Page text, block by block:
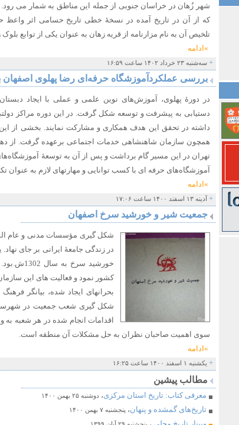
شهر زُهان در خراسان جنوبی از جمله این مناطق به شمار می
تلخیص آن به نام مزارنامه از قریه زهان به عنوان یکی از توابع
»ادامه
+ سه‌شنبه ۲۳ خرداد ۱۴۰۲ ساعت ۱۶:۵۹
بررسی عملکردآموزشگاه حرفه‌ای رضا پهلوی اصفهان
در دورۀ پهلوی، آموزش‌های نوین علمی و عملی با ایجاد
دستیابی به پیشرفت و توسعه شکل گرفت. در این دوره مراکز
داشته در تحقق این هدف همکاری و مشارکت نمایند. بخشی از
تهران در این مسیر گام برداشت و پس از آن به توسعۀ
آموزشگاه‌های حرفه ای با کسب توانایی و مهارتهای لازم به
»ادامه
+ آدینه ۱۳ اسفند ۱۴۰۰ ساعت ۱۷:۰۶
جمعیت شیر و خورشید سرخ اصفهان
شکل گیری مؤسسات مدنی و عام
در زندگی جامعۀ ایرانی بر جای
خورشید
کشور نمود و فعالیت های این
بحرانهای ایجاد شده، بیانگر
شکل گیری شعب جمعیت در
اقدامات انجام شده در هر شعبه به
سوی اهمیت صاحبان نظران به حل مشکلات آن منطقه است.
»ادامه
+ یکشنبه ۱ اسفند ۱۴۰۰ ساعت ۱۶:۲۵
مطالب پیشین
معرفی کتاب: تاریخ استان مرکزی، دوشنبه ۲۵ بهمن ۱۴۰۰
تاریخ‌های گمشده و پنهان، پنجشنبه ۷ بهمن ۱۴۰۰